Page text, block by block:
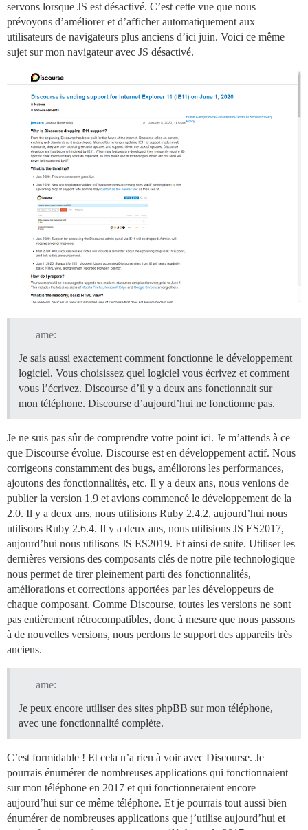
servons lorsque JS est désactivé. C’est cette vue que nous
prévoyons d’améliorer et d’afficher automatiquement aux
utilisateurs de navigateurs plus anciens d’ici juin. Voici ce même
sujet sur mon navigateur avec JS désactivé.
ame:
Je sais aussi exactement comment fonctionne le développement
logiciel. Vous choisissez quel logiciel vous écrivez et comment
vous l’écrivez. Discourse d’il y a deux ans fonctionnait sur
mon téléphone. Discourse d’aujourd’hui ne fonctionne pas.
Je ne suis pas sûr de comprendre votre point ici. Je m’attends à ce
que Discourse évolue. Discourse est en développement actif. Nous
corrigeons constamment des bugs, améliorons les performances,
ajoutons des fonctionnalités, etc. Il y a deux ans, nous venions de
publier la version 1.9 et avions commencé le développement de la
2.0. Il y a deux ans, nous utilisions Ruby 2.4.2, aujourd’hui nous
utilisons Ruby 2.6.4. Il y a deux ans, nous utilisions JS ES2017,
aujourd’hui nous utilisons JS ES2019. Et ainsi de suite. Utiliser les
dernières versions des composants clés de notre pile technologique
nous permet de tirer pleinement parti des fonctionnalités,
améliorations et corrections apportées par les développeurs de
chaque composant. Comme Discourse, toutes les versions ne sont
pas entièrement rétrocompatibles, donc à mesure que nous passons
à de nouvelles versions, nous perdons le support des appareils très
anciens.
ame:
Je peux encore utiliser des sites phpBB sur mon téléphone,
avec une fonctionnalité complète.
C’est formidable ! Et cela n’a rien à voir avec Discourse. Je
pourrais énumérer de nombreuses applications qui fonctionnaient
sur mon téléphone en 2017 et qui fonctionneraient encore
aujourd’hui sur ce même téléphone. Et je pourrais tout aussi bien
énumérer de nombreuses applications que j’utilise aujourd’hui et